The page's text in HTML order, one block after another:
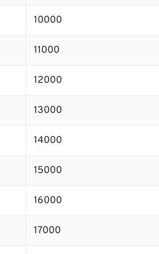
10000
11000
12000
13000
14000
15000
16000
17000